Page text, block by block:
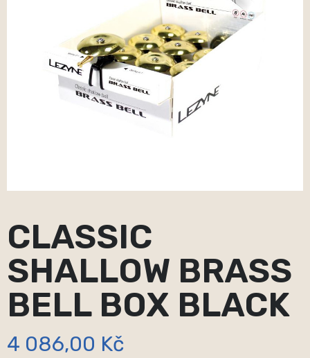
CLASSIC
SHALLOW BRASS
BELL BOX BLACK
4 086,00 Kč